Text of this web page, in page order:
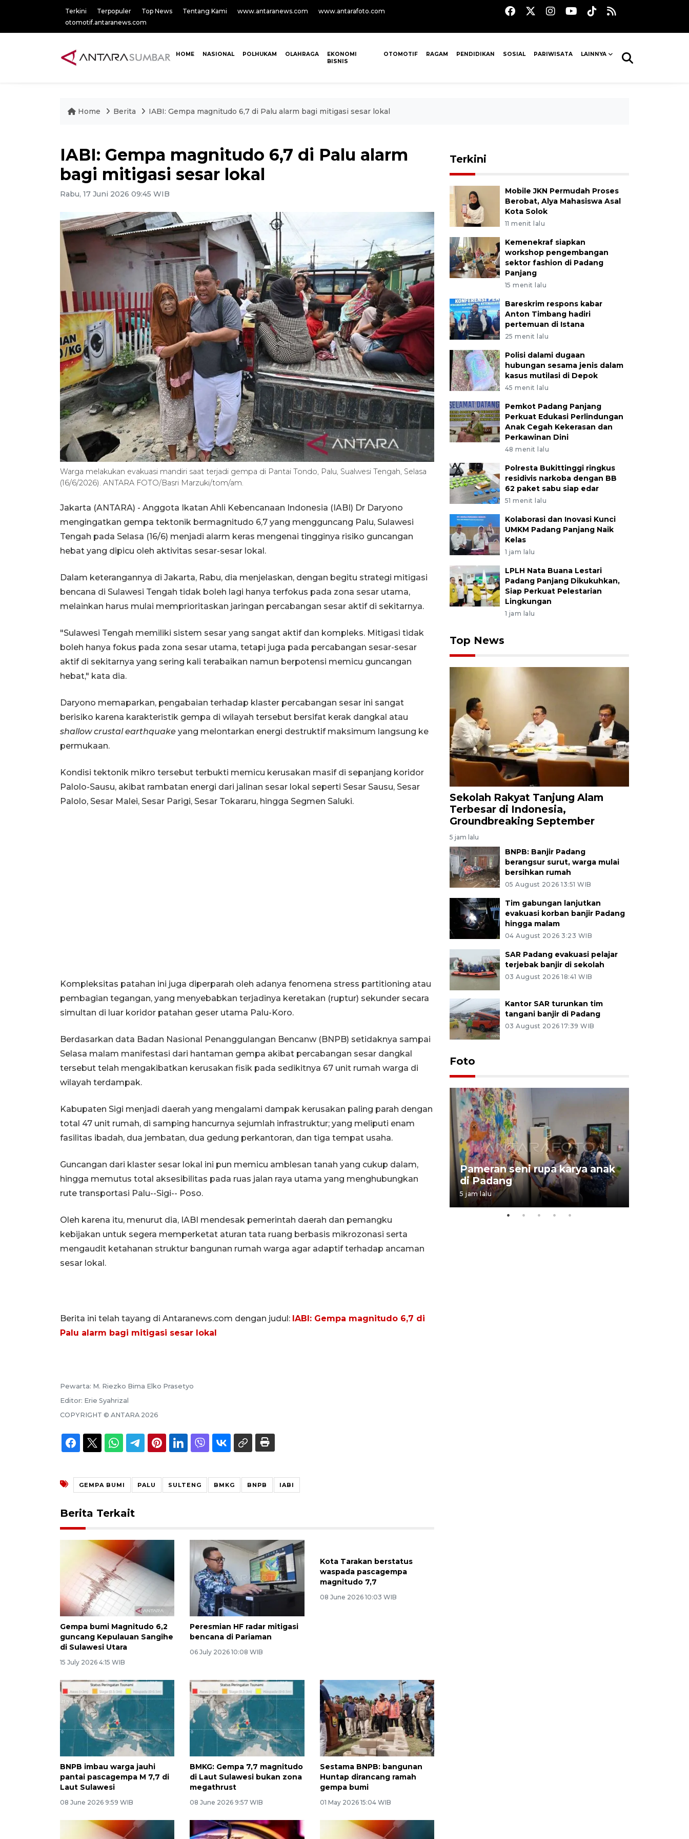
Terkini Terpopuler Top News Tentang Kami www.antaranews.com
www.antarafoto.com
otomotif.antaranews.com
HOME NASIONAL POLHUKAM OLAHRAGA
EKONOMI
BISNIS
OTOMOTIF RAGAM PENDIDIKAN SOSIAL PARIWISATA LAINNYA
Home Berita IABI: Gempa magnitudo 6,7 di Palu alarm bagi mitigasi sesar lokal
IABI: Gempa magnitudo 6,7 di Palu alarm
bagi mitigasi sesar lokal
Rabu, 17 Juni 2026 09:45 WIB
Warga melakukan evakuasi mandiri saat terjadi gempa di Pantai Tondo, Palu, Sualwesi Tengah, Selasa
(16/6/2026). ANTARA FOTO/Basri Marzuki/tom/am.
Jakarta (ANTARA) - Anggota Ikatan Ahli Kebencanaan Indonesia (IABI) Dr Daryono
mengingatkan gempa tektonik bermagnitudo 6,7 yang mengguncang Palu, Sulawesi
Tengah pada Selasa (16/6) menjadi alarm keras mengenai tingginya risiko guncangan
hebat yang dipicu oleh aktivitas sesar-sesar lokal.
Dalam keterangannya di Jakarta, Rabu, dia menjelaskan, dengan begitu strategi mitigasi
bencana di Sulawesi Tengah tidak boleh lagi hanya terfokus pada zona sesar utama,
melainkan harus mulai memprioritaskan jaringan percabangan sesar aktif di sekitarnya.
"Sulawesi Tengah memiliki sistem sesar yang sangat aktif dan kompleks. Mitigasi tidak
boleh hanya fokus pada zona sesar utama, tetapi juga pada percabangan sesar-sesar
aktif di sekitarnya yang sering kali terabaikan namun berpotensi memicu guncangan
hebat," kata dia.
Daryono memaparkan, pengabaian terhadap klaster percabangan sesar ini sangat
berisiko karena karakteristik gempa di wilayah tersebut bersifat kerak dangkal atau
shallow crustal earthquake yang melontarkan energi destruktif maksimum langsung ke
permukaan.
Kondisi tektonik mikro tersebut terbukti memicu kerusakan masif di sepanjang koridor
Palolo-Sausu, akibat rambatan energi dari jalinan sesar lokal seperti Sesar Sausu, Sesar
Palolo, Sesar Malei, Sesar Parigi, Sesar Tokararu, hingga Segmen Saluki.
Kompleksitas patahan ini juga diperparah oleh adanya fenomena stress partitioning atau
pembagian tegangan, yang menyebabkan terjadinya keretakan (ruptur) sekunder secara
simultan di luar koridor patahan geser utama Palu-Koro.
Berdasarkan data Badan Nasional Penanggulangan Bencanw (BNPB) setidaknya sampai
Selasa malam manifestasi dari hantaman gempa akibat percabangan sesar dangkal
tersebut telah mengakibatkan kerusakan fisik pada sedikitnya 67 unit rumah warga di
wilayah terdampak.
Kabupaten Sigi menjadi daerah yang mengalami dampak kerusakan paling parah dengan
total 47 unit rumah, di samping hancurnya sejumlah infrastruktur; yang meliputi enam
fasilitas ibadah, dua jembatan, dua gedung perkantoran, dan tiga tempat usaha.
Guncangan dari klaster sesar lokal ini pun memicu amblesan tanah yang cukup dalam,
hingga memutus total aksesibilitas pada ruas jalan raya utama yang menghubungkan
rute transportasi Palu--Sigi-- Poso.
Oleh karena itu, menurut dia, IABI mendesak pemerintah daerah dan pemangku
kebijakan untuk segera memperketat aturan tata ruang berbasis mikrozonasi serta
mengaudit ketahanan struktur bangunan rumah warga agar adaptif terhadap ancaman
sesar lokal.
Berita ini telah tayang di Antaranews.com dengan judul: IABI: Gempa magnitudo 6,7 di
Palu alarm bagi mitigasi sesar lokal
Pewarta: M. Riezko Bima Elko Prasetyo
Editor: Erie Syahrizal
COPYRIGHT © ANTARA 2026
GEMPA BUMI PALU SULTENG BMKG BNPB IABI
Berita Terkait
Gempa bumi Magnitudo 6,2
guncang Kepulauan Sangihe
di Sulawesi Utara
15 July 2026 4:15 WIB
Peresmian HF radar mitigasi
bencana di Pariaman
06 July 2026 10:08 WIB
Kota Tarakan berstatus
waspada pascagempa
magnitudo 7,7
08 June 2026 10:03 WIB
BNPB imbau warga jauhi
pantai pascagempa M 7,7 di
Laut Sulawesi
08 June 2026 9:59 WIB
BMKG: Gempa 7,7 magnitudo
di Laut Sulawesi bukan zona
megathrust
08 June 2026 9:57 WIB
Sestama BNPB: bangunan
Huntap dirancang ramah
gempa bumi
01 May 2026 15:04 WIB
Terkini
Mobile JKN Permudah Proses
Berobat, Alya Mahasiswa Asal
Kota Solok
11 menit lalu
Kemenekraf siapkan
workshop pengembangan
sektor fashion di Padang
Panjang
15 menit lalu
Bareskrim respons kabar
Anton Timbang hadiri
pertemuan di Istana
25 menit lalu
Polisi dalami dugaan
hubungan sesama jenis dalam
kasus mutilasi di Depok
45 menit lalu
Pemkot Padang Panjang
Perkuat Edukasi Perlindungan
Anak Cegah Kekerasan dan
Perkawinan Dini
48 menit lalu
Polresta Bukittinggi ringkus
residivis narkoba dengan BB
62 paket sabu siap edar
51 menit lalu
Kolaborasi dan Inovasi Kunci
UMKM Padang Panjang Naik
Kelas
1 jam lalu
LPLH Nata Buana Lestari
Padang Panjang Dikukuhkan,
Siap Perkuat Pelestarian
Lingkungan
1 jam lalu
Top News
Sekolah Rakyat Tanjung Alam
Terbesar di Indonesia,
Groundbreaking September
5 jam lalu
BNPB: Banjir Padang
berangsur surut, warga mulai
bersihkan rumah
05 August 2026 13:51 WIB
Tim gabungan lanjutkan
evakuasi korban banjir Padang
hingga malam
04 August 2026 3:23 WIB
SAR Padang evakuasi pelajar
terjebak banjir di sekolah
03 August 2026 18:41 WIB
Kantor SAR turunkan tim
tangani banjir di Padang
03 August 2026 17:39 WIB
Foto
Kopdes Merah Putih di
Sumbar
Pameran seni rupa karya anak
di Padang
5 jam lalu